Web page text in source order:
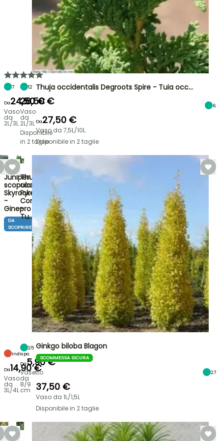
7
Da24,50 €
Vaso
da
2L/3L
12
26,50 €
Vaso
da
2L/3L
Disponibile
in 2 taglie
Thuja occidentalis Degroots Spire - Tuia occ…
6
Da27,50 €
Vaso da 7,5L/10L
Disponibile in 2 taglie
Juniperus
scopulorum
Skyrocket
-
Ginepro
DA
SCOPRIRE
Indispo.
Da14,90 €
Vaso
da
3L/4L
Thuja
occidentalis
Pyramidalis
Compacta
-
Tu…
25
Da5,90 €
Vasetto
da
8/9
cm
Ginkgo biloba Blagon
SCOMMESSA SICURA
27
37,50 €
Vaso da 1L/1,5L
Disponibile in 2 taglie